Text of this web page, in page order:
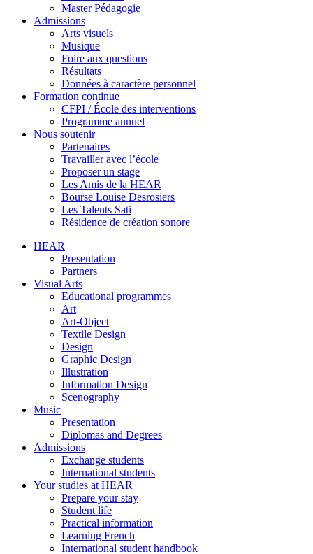
Master Pédagogie
Admissions
Arts visuels
Musique
Foire aux questions
Résultats
Données à caractère personnel
Formation continue
CFPI / École des interventions
Programme annuel
Nous soutenir
Partenaires
Travailler avec l’école
Proposer un stage
Les Amis de la HEAR
Bourse Louise Desrosiers
Les Talents Sati
Résidence de création sonore
HEAR
Presentation
Partners
Visual Arts
Educational programmes
Art
Art-Object
Textile Design
Design
Graphic Design
Illustration
Information Design
Scenography
Music
Presentation
Diplomas and Degrees
Admissions
Exchange students
International students
Your studies at HEAR
Prepare your stay
Student life
Practical information
Learning French
International student handbook